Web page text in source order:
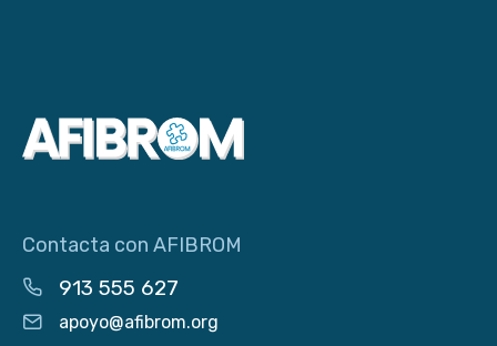
Contacta con AFIBROM
913 555 627
apoyo@afibrom.org